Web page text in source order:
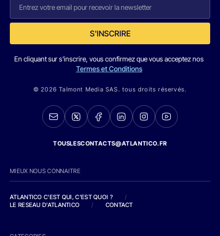
S'INSCRIRE
En cliquant sur s'inscrire, vous confirmez que vous acceptez nos
Termes et Conditions
© 2026 Talmont Media SAS. tous droits réservés.
TOUSLESCONTACTS@ATLANTICO.FR
MIEUX NOUS CONNAITRE
ATLANTICO C'EST QUI, C'EST QUOI ?
/
LE RESEAU D'ATLANTICO
/ CONTACT